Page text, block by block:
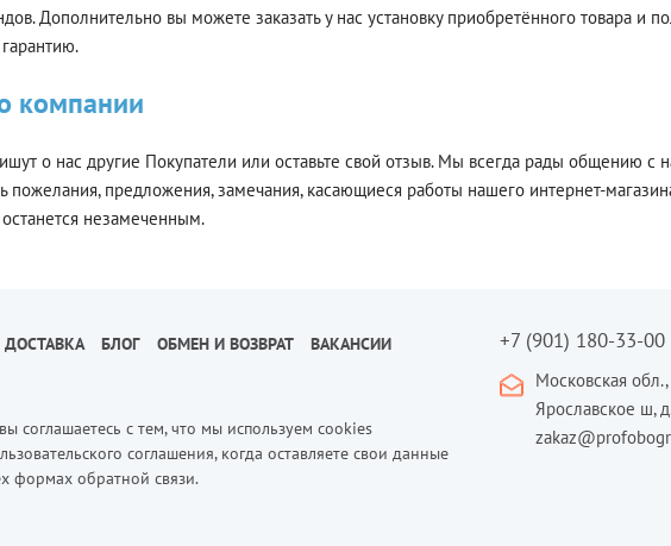
Дополнительно вы можете заказать у нас установку приобретённого товара и
компании
о нас другие Покупатели или оставьте свой отзыв. Мы всегда рады общению с
пожелания, предложения, замечания, касающиеся работы нашего интернет-
незамеченным.
ДОСТАВКА БЛОГ ОБМЕН И ВОЗВРАТ
ВАКАНСИИ
соглашаетесь с тем, что мы используем cookies
соглашения, когда оставляете свои данные
формах обратной связи.
+7 (901) 180-33-00
Московская
Ярославское ш,